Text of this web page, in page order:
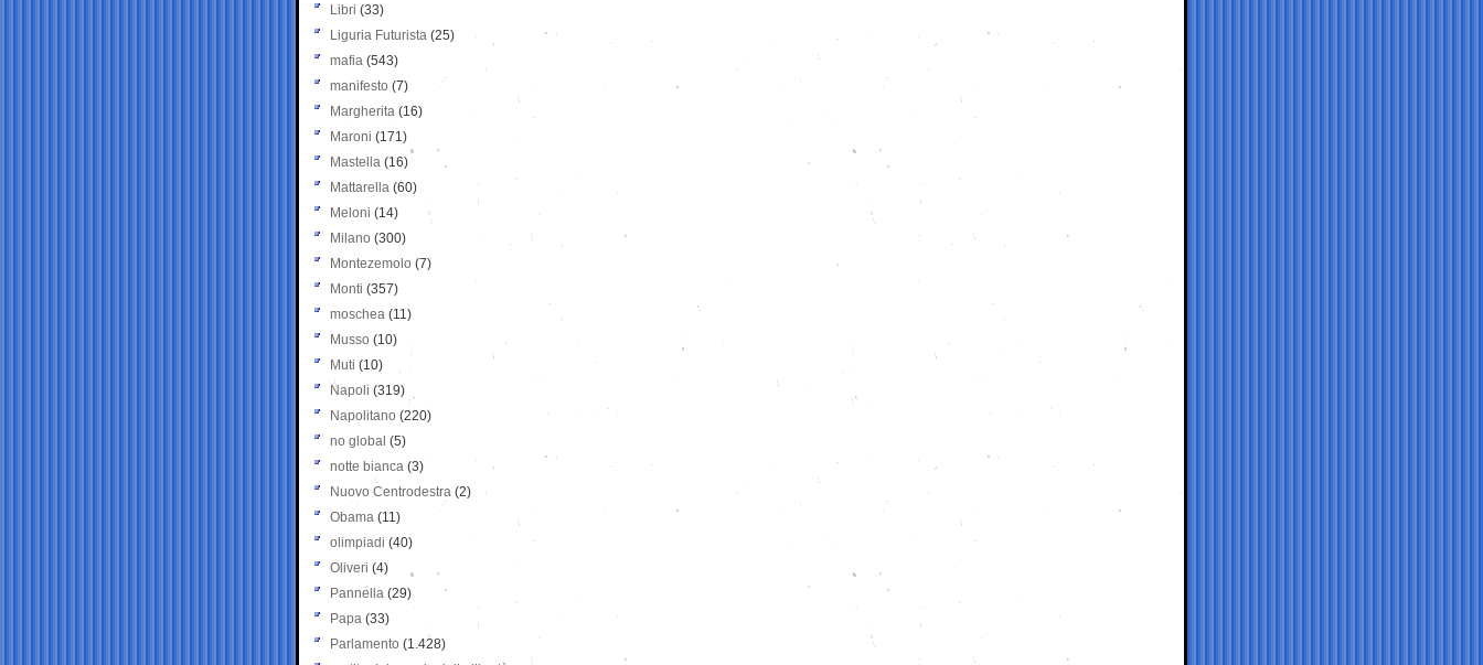
Libri (33)
Liguria Futurista (25)
mafia (543)
manifesto (7)
Margherita (16)
Maroni (171)
Mastella (16)
Mattarella (60)
Meloni (14)
Milano (300)
Montezemolo (7)
Monti (357)
moschea (11)
Musso (10)
Muti (10)
Napoli (319)
Napolitano (220)
no global (5)
notte bianca (3)
Nuovo Centrodestra (2)
Obama (11)
olimpiadi (40)
Oliveri (4)
Pannella (29)
Papa (33)
Parlamento (1.428)